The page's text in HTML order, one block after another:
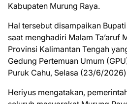
Kabupaten Murung Raya.
Hal tersebut disampaikan
saat menghadiri Malam Ta’aruf
Provinsi Kalimantan Tengah
Gedung Pertemuan Umum
Puruk Cahu, Selasa (23/6/
Heriyus mengatakan,